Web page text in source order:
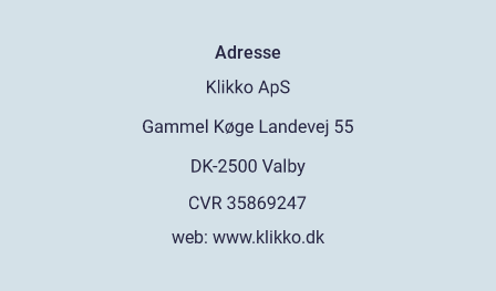
Adresse
web: www.klikko.dk